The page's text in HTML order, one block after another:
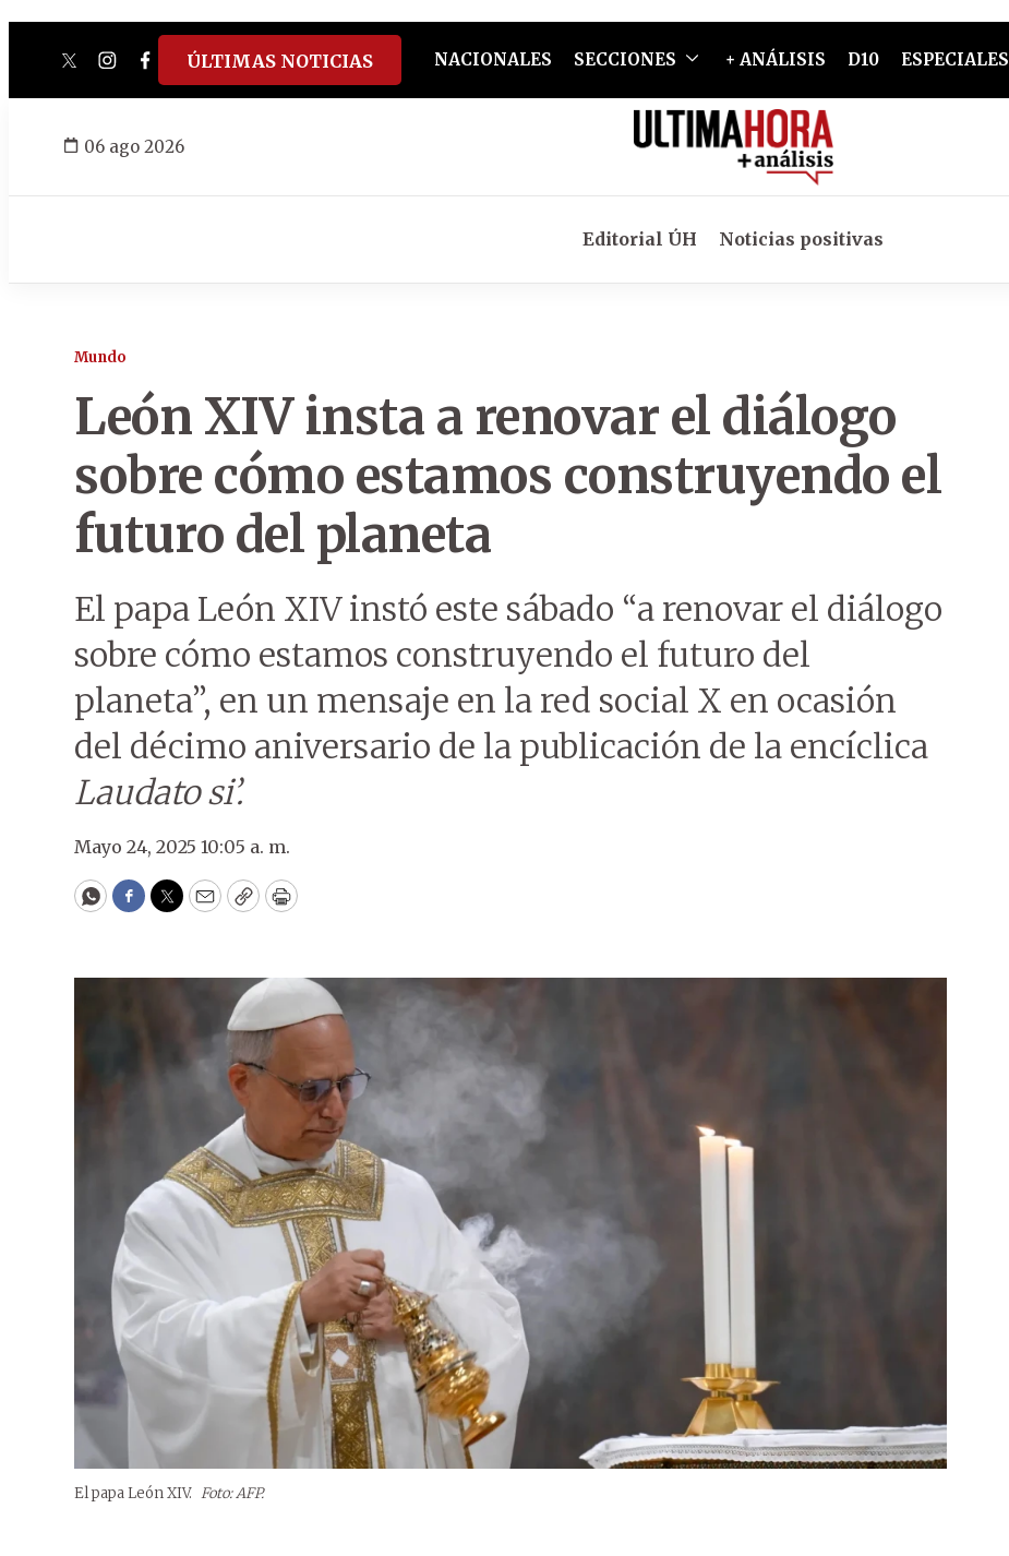
twitterinstagram
facebook
tiktokyoutube
spotify
ÚLTIMAS NOTICIAS NACIONALES SECCIONES + ANÁLISIS D10 ESPECIALES
06 ago 2026
Editorial ÚH Noticias positivas
Mundo
León XIV insta a renovar el diálogo
sobre cómo estamos construyendo el
futuro del planeta
El papa León XIV instó este sábado “a renovar el diálogo
sobre cómo estamos construyendo el futuro del
planeta”, en un mensaje en la red social X en ocasión
del décimo aniversario de la publicación de la encíclica
Laudato si’.
Mayo 24, 2025 10:05 a. m.
WhatsApp
Facebook
Twitter
EmailCopyPrint
El papa León XIV. Foto: AFP.